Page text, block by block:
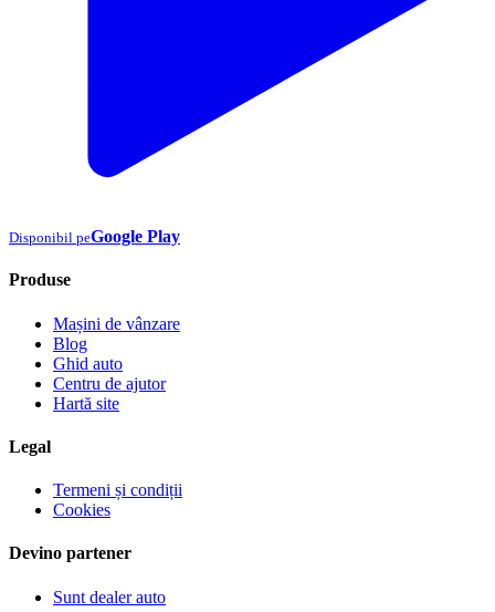
Disponibil peGoogle Play
Produse
Mașini de vânzare
Blog
Ghid auto
Centru de ajutor
Hartă site
Legal
Termeni și condiții
Cookies
Devino partener
Sunt dealer auto